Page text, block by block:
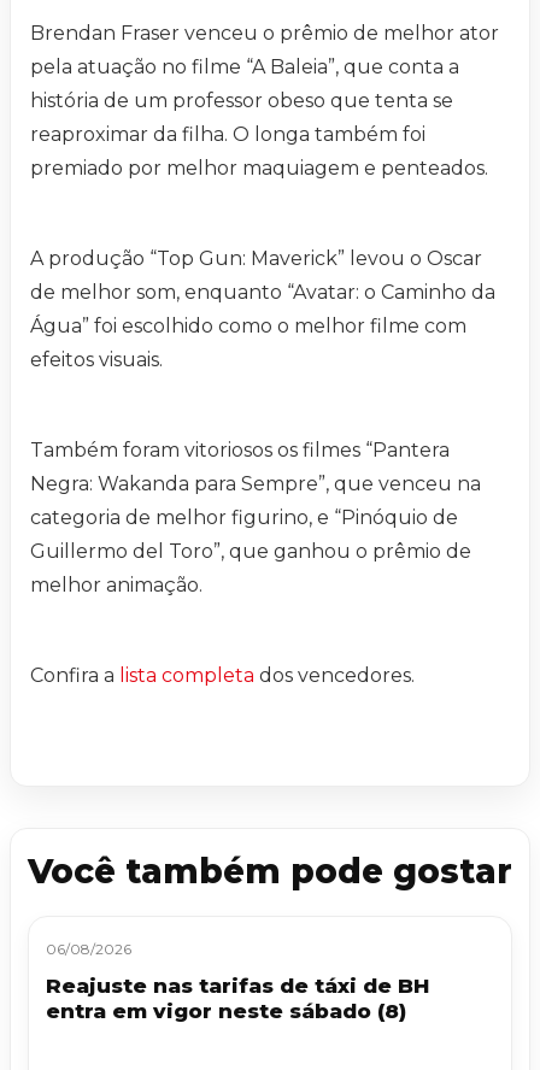
Brendan Fraser venceu o prêmio de melhor ator
pela atuação no filme “A Baleia”, que conta a
história de um professor obeso que tenta se
reaproximar da filha. O longa também foi
premiado por melhor maquiagem e penteados.
A produção “Top Gun: Maverick” levou o Oscar
de melhor som, enquanto “Avatar: o Caminho da
Água” foi escolhido como o melhor filme com
efeitos visuais.
Também foram vitoriosos os filmes “Pantera
Negra: Wakanda para Sempre”, que venceu na
categoria de melhor figurino, e “Pinóquio de
Guillermo del Toro”, que ganhou o prêmio de
melhor animação.
Confira a lista completa dos vencedores.
Você também pode gostar
06/08/2026
Reajuste nas tarifas de táxi de BH
entra em vigor neste sábado (8)